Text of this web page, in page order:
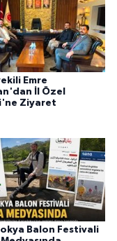
Emre
İl Özel
Ziyaret
Balon Festivali